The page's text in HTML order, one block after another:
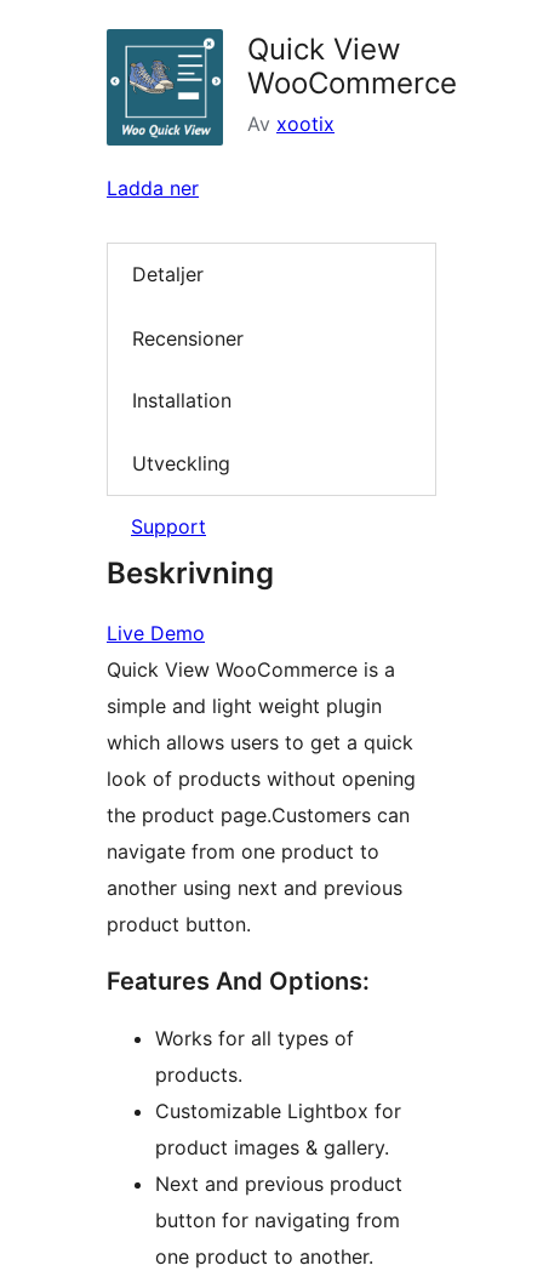
Quick View
WooCommerce
Av xootix
Ladda ner
Detaljer
Recensioner
Installation
Utveckling
Support
Beskrivning
Live Demo
Quick View WooCommerce is a
simple and light weight plugin
which allows users to get a quick
look of products without opening
the product page.Customers can
navigate from one product to
another using next and previous
product button.
Features And Options:
Works for all types of
products.
Customizable Lightbox for
product images & gallery.
Next and previous product
button for navigating from
one product to another.